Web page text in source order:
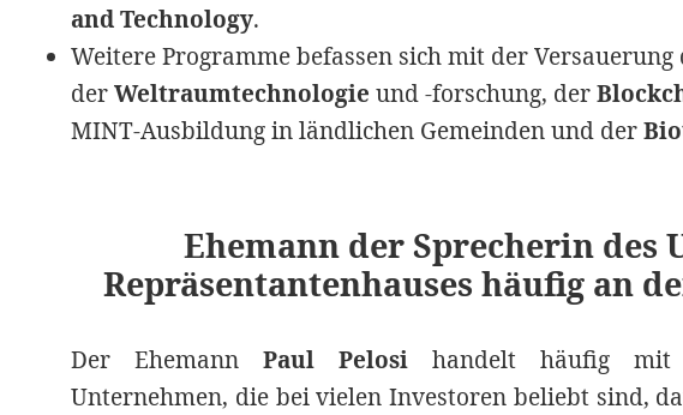
and Technology.
Weitere Programme befassen sich mit der Versauerung
derWeltraumtechnologie und -forschung, der
MINT-Ausbildung in ländlichen Gemeinden und der
Ehemann der Sprecherin des
Repräsentantenhauses häufig an
Der EhemannPaul Pelosi handelt häufig mit
Unternehmen, die bei vielen Investoren beliebt sind,